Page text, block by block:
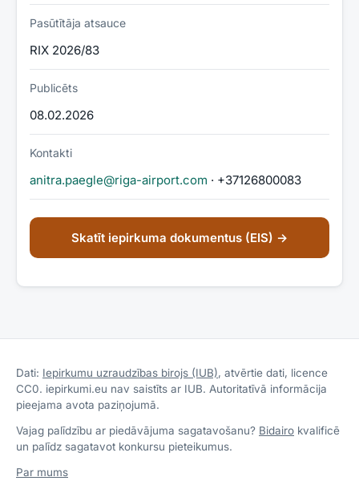
Pasūtītāja atsauce
RIX 2026/83
Publicēts
08.02.2026
Kontakti
anitra.paegle@riga-airport.com · +37126800083
Skatīt iepirkuma dokumentus (EIS) →
Dati: Iepirkumu uzraudzības birojs (IUB), atvērtie dati, licence
CC0. iepirkumi.eu nav saistīts ar IUB. Autoritatīvā informācija
pieejama avota paziņojumā.
Vajag palīdzību ar piedāvājuma sagatavošanu? Bidairo kvalificē
un palīdz sagatavot konkursu pieteikumus.
Par mums